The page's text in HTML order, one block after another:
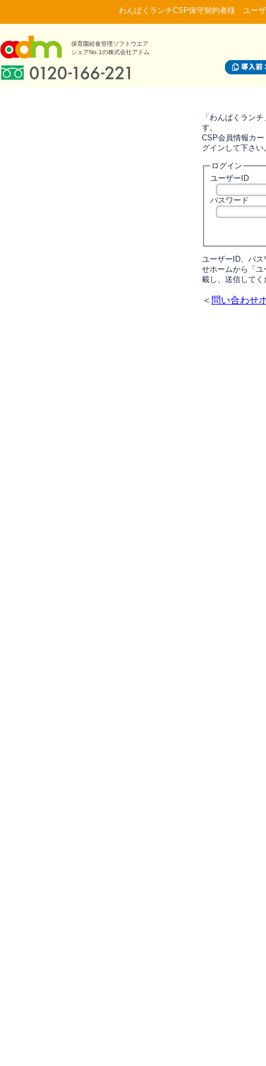
わんぱくランチCSP保守契約者様 ユー
保育園給食管理ソフトウエア
シェアNo.1の株式会社アドム
「わんぱくラン
す。
CSP会員情報カ
グインして下さい
ログイン
ユーザーID
パスワード
ユーザーID、パ
せホームから「
載し、送信してく
＜ 問い合わせ